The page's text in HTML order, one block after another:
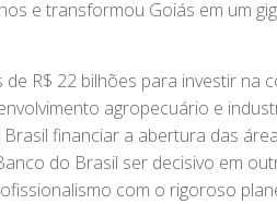
e transformou Goiás em um
R$ 22 bilhões para investir na
agropecuário e
financiar a abertura das
do Brasil ser decisivo em
com o rigoroso